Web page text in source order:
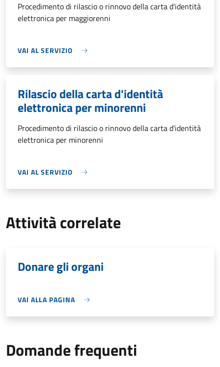
Procedimento di rilascio o rinnovo della carta d'identità
elettronica per maggiorenni
VAI AL SERVIZIO
Rilascio della carta d'identità
elettronica per minorenni
Procedimento di rilascio o rinnovo della carta d'identità
elettronica per minorenni
VAI AL SERVIZIO
Attività correlate
Donare gli organi
VAI ALLA PAGINA
Domande frequenti